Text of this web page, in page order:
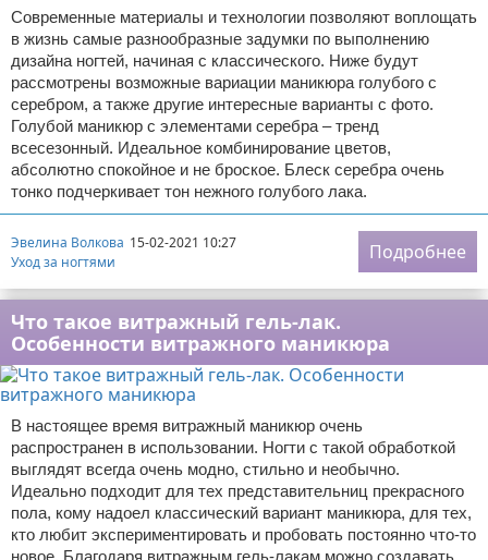
Современные материалы и технологии позволяют воплощать
в жизнь самые разнообразные задумки по выполнению
дизайна ногтей, начиная с классического. Ниже будут
рассмотрены возможные вариации маникюра голубого с
серебром, а также другие интересные варианты с фото.
Голубой маникюр с элементами серебра – тренд
всесезонный. Идеальное комбинирование цветов,
абсолютно спокойное и не броское. Блеск серебра очень
тонко подчеркивает тон нежного голубого лака.
Эвелина Волкова 15-02-2021 10:27
Уход за ногтями
Подробнее
Что такое витражный гель-лак.
Особенности витражного маникюра
В настоящее время витражный маникюр очень
распространен в использовании. Ногти с такой обработкой
выглядят всегда очень модно, стильно и необычно.
Идеально подходит для тех представительниц прекрасного
пола, кому надоел классический вариант маникюра, для тех,
кто любит экспериментировать и пробовать постоянно что-то
новое. Благодаря витражным гель-лакам можно создавать